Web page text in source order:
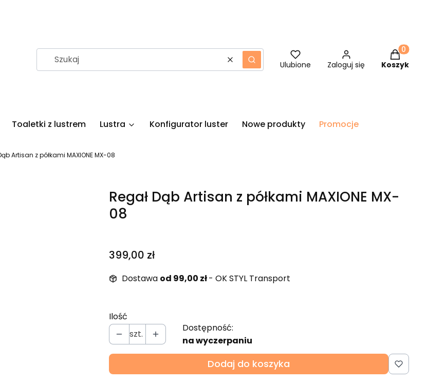
WyczyśćSzukaj Ulubione Zaloguj się
Produkty w
Koszyk
Toaletki z lustrem Lustra Konfigurator luster Nowe produkty Promocje
Artisan z półkami MAXIONE MX-08
Regał Dąb Artisan z półkami MAXIONE MX-
08
Cena
399,00 zł
Dostawa od 99,00 zł- OK STYL Transport
Ilość
szt.
Dostępność:
na wyczerpaniu
Dodaj do koszyka